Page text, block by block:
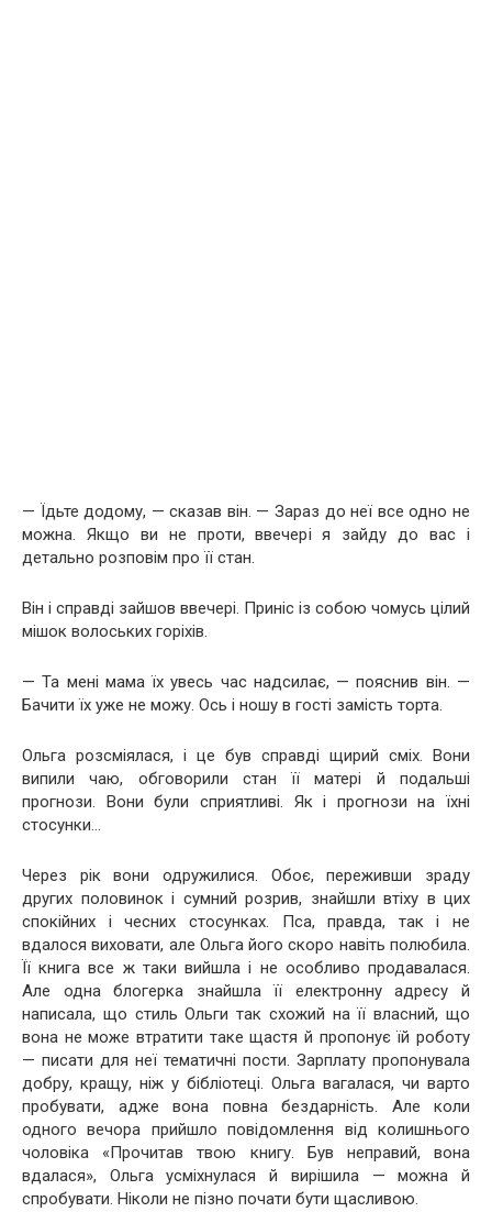
— Їдьте додому, — сказав він. — Зараз до неї все одно не
можна. Якщо ви не проти, ввечері я зайду до вас і
детально розповім про її стан.
Він і справді зайшов ввечері. Приніс із собою чомусь цілий
мішок волоських горіхів.
— Та мені мама їх увесь час надсилає, — пояснив він. —
Бачити їх уже не можу. Ось і ношу в гості замість торта.
Ольга розсміялася, і це був справді щирий сміх. Вони
випили чаю, обговорили стан її матері й подальші
прогнози. Вони були сприятливі. Як і прогнози на їхні
стосунки…
Через рік вони одружилися. Обоє, переживши зраду
других половинок і сумний розрив, знайшли втіху в цих
спокійних і чесних стосунках. Пса, правда, так і не
вдалося виховати, але Ольга його скоро навіть полюбила.
Її книга все ж таки вийшла і не особливо продавалася.
Але одна блогерка знайшла її електронну адресу й
написала, що стиль Ольги так схожий на її власний, що
вона не може втратити таке щастя й пропонує їй роботу
— писати для неї тематичні пости. Зарплату пропонувала
добру, кращу, ніж у бібліотеці. Ольга вагалася, чи варто
пробувати, адже вона повна бездарність. Але коли
одного вечора прийшло повідомлення від колишнього
чоловіка «Прочитав твою книгу. Був неправий, вона
вдалася», Ольга усміхнулася й вирішила — можна й
спробувати. Ніколи не пізно почати бути щасливою.